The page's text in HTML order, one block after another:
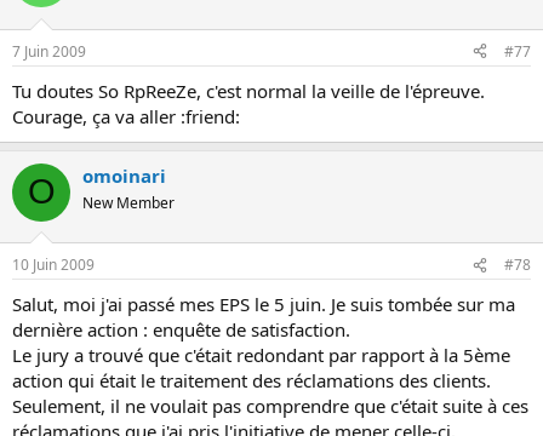
7 Juin 2009 #77
Tu doutes So RpReeZe, c'est normal la veille de l'épreuve.
Courage, ça va aller :friend:
O omoinari
New Member
10 Juin 2009 #78
Salut, moi j'ai passé mes EPS le 5 juin. Je suis tombée sur ma
dernière action : enquête de satisfaction.
Le jury a trouvé que c'était redondant par rapport à la 5ème
action qui était le traitement des réclamations des clients.
Seulement, il ne voulait pas comprendre que c'était suite à ces
réclamations que j'ai pris l'initiative de mener celle-ci.